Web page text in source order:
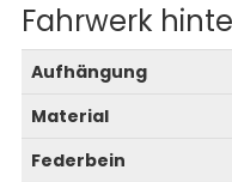
Fahrwerk
Aufhängung
Material
Federbein